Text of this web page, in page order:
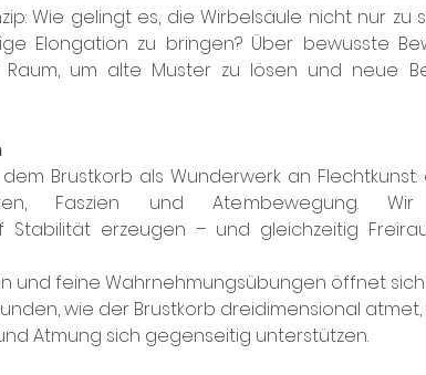
Wie gelingt es, die Wirbelsäule nicht nur zu
Elongation zu bringen? Über bewusste
um alte Muster zu lösen und neue
Brustkorb als Wunderwerk an
Faszien und Atembewegung.
Stabilität erzeugen – und gleichzeitig
und feine Wahrnehmungsübungen öffnet
wie der Brustkorb dreidimensional
Atmung sich gegenseitig unterstützen.